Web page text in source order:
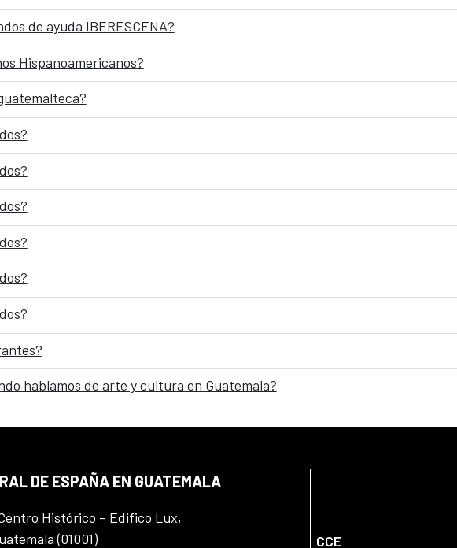
de ayuda IBERESCENA?
Hispanoamericanos?
hablamos de arte y cultura en Guatemala?
DE ESPAÑA EN GUATEMALA
Histórico – Edifico Lux,
(01001)
CCE